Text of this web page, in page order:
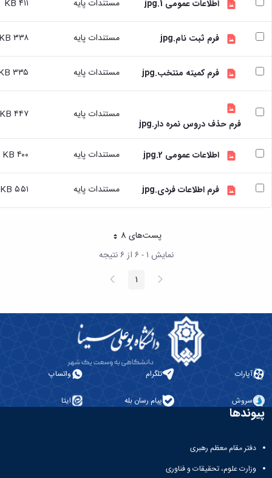
تسهیلات
آموزشی
درخواست
دانشجویان
ایثارگر
درخواست
راهنمایی
اطلاعات عمومی 1.jpg مستندات پایه ۴۱۱ KB
فرم ثبت نام.jpg مستندات پایه ۳۳۸ KB
فرم کمیته منتخب.jpg مستندات پایه ۳۳۵ KB
فرم حذف دروس نمره دار.jpg
مستندات پایه ۴۴۷ KB
اطلاعات عمومی 2.jpg مستندات پایه ۴۰۰ KB
فرم اطلاعات فردی.jpg مستندات پایه ۵۵۱ KB
پست‌‌های 8هر صفحه
نمایش ۱ - ۶ از ۶ نتیجه
پیغام
قبلی صفحه1 صفحه
بعد
آپارات تلگرام واتساپ
سروش پیام رسان بله ایتا
پیوندها
دفتر مقام معظم رهبری
وزارت علوم، تحقیقات و فناوری